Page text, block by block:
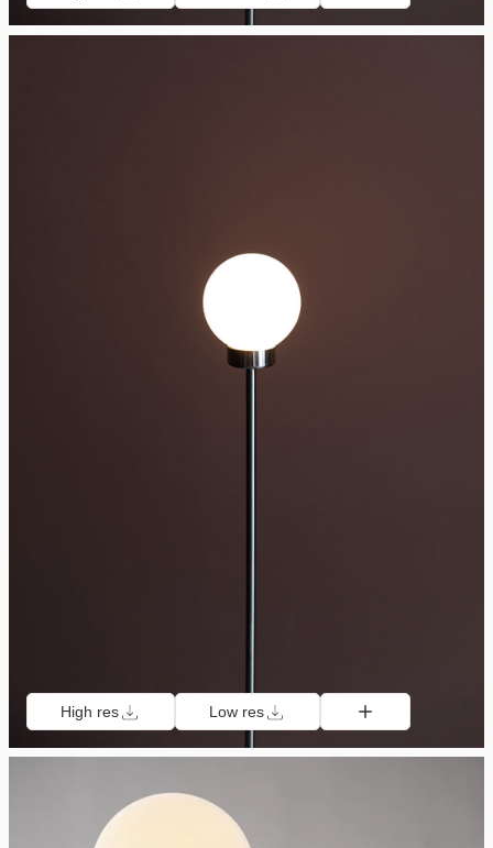
High res Low res